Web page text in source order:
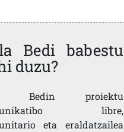
Bedi babestu
duzu?
Bedin proiektu
libre,
eta eraldatzailea